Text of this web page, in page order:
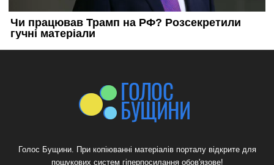
Голос Бущини. При копіюванні матеріалів порталу відкрите для
пошукових систем гіперпосилання обов'язове!